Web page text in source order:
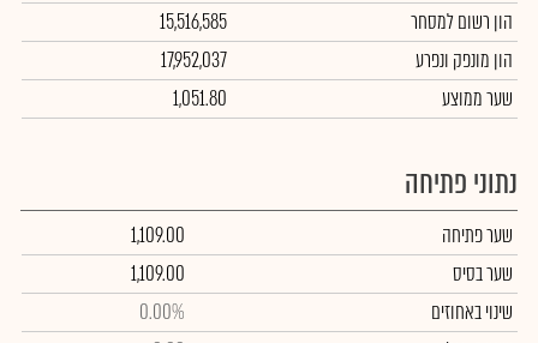
הון רשום למסחר
15,516,585
הון מונפק ונפרע
17,952,037
שער ממוצע
1,051.80
נתוני פתיחה
שער פתיחה
1,109.00
שער בסיס
1,109.00
שינוי באחוזים
0.00%